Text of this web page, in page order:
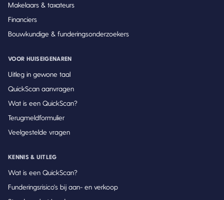
Makelaars & taxateurs
Financiers
Bouwkundige & funderingsonderzoekers
VOOR HUISEIGENAREN
Uitleg in gewone taal
QuickScan aanvragen
Wat is een QuickScan?
Terugmeldformulier
Veelgestelde vragen
KENNIS & UITLEG
Wat is een QuickScan?
Funderingsrisico's bij aan- en verkoop